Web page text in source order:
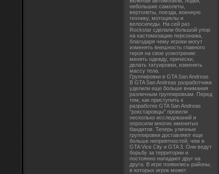
небольшие самолеты,
вертолеты, поезда, военную
технику, мотоциклы и
велосипеды. На сей раз
Rockstar сделали большой упор
на кастомизацию персонажа,
благодаря чему игроки могут
изменять внешность главного
героя на свое усмотрение:
менять одежду, прически,
делать татуировки, изменять
массу тела.
Группировки в GTA San Andreas
В GTA San Andreas разработчики
уделили еще больше внимания
различным группировкам. Перед
тем, как приступить к
разработке GTA San Andreas
"рокстаровцы" провели
несколько исследований и
опросили многих именитых
бандитов. Теперь уличные
группировки доставляют еще
больше неприятностей, чем в
GTA Vice City и GTA 3. Они ведут
борьбу за территории и
постоянно нападают друг на
друга. В игре появились районы,
в которых игрок может